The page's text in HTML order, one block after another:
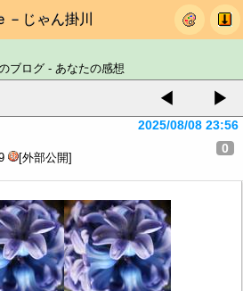
－じゃん掛川
のブログ - あなたの感想
◀ ▶
[外部公開]
2025/08/08 23:56
0